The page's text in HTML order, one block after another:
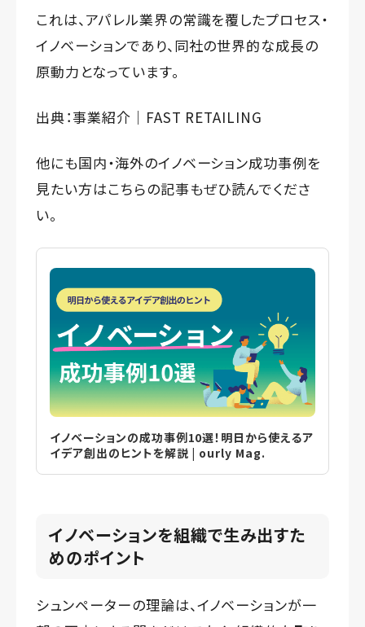
これは、アパレル業界の常識を覆したプロセス・
イノベーションであり、同社の世界的な成長の
原動力となっています。
出典：事業紹介｜FAST RETAILING
他にも国内・海外のイノベーション成功事例を
見たい方はこちらの記事もぜひ読んでくださ
い。
イノベーションの成功事例10選！明日から使えるア
イデア創出のヒントを解説 | ourly Mag.
イノベーションを組織で生み出すた
めのポイント
シュンペーターの理論は、イノベーションが一